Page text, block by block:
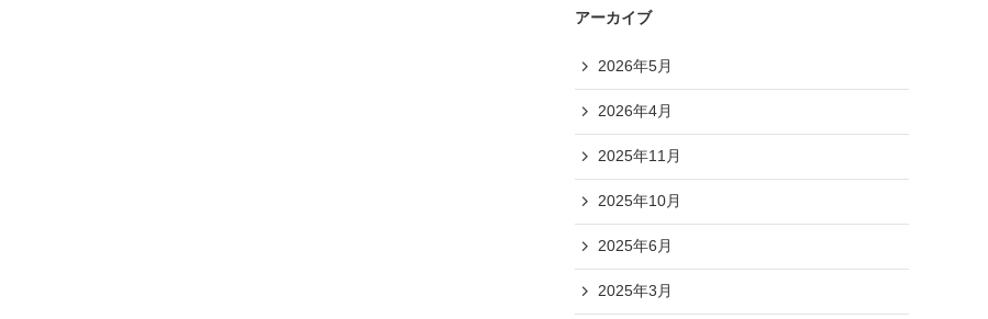
アーカイブ
2026年5月
2026年4月
2025年11月
2025年10月
2025年6月
2025年3月